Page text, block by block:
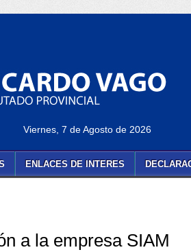
ENLACES DE INTERES
Viernes, 7 de Agosto de 2026
a la empresa SIAM